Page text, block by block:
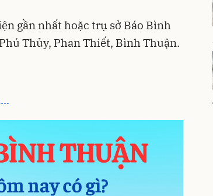
gần nhất hoặc trụ sở Báo Bình
Thủy, Phan Thiết, Bình Thuận.